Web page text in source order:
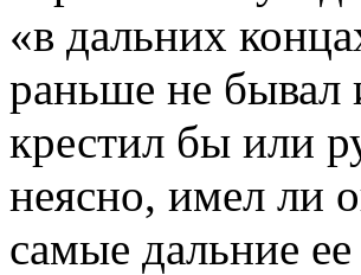
«в дальних
раньше не бывал
крестил бы или
неясно, имел ли
самые дальние ее